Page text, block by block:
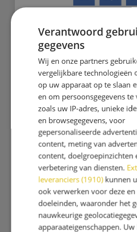
Verantwoord
gegevens
Wij en onze partners
vergelijkbare technologieën
op uw apparaat op te slaan
en om persoonsgegevens te
zoals uw IP-adres, unieke
en browsegegevens, voor
gepersonaliseerde
content, meting van
content, doelgroepinzichten
verbetering van diensten.
leveranciers (1910)kunnen
ook verwerken voor deze
doeleinden, waaronder het
nauwkeurige
apparaateigenschappen. Uw